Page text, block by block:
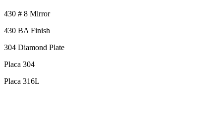
430 # 8 Mirror
430 BA Finish
304 Diamond Plate
Placa 304
Placa 316L